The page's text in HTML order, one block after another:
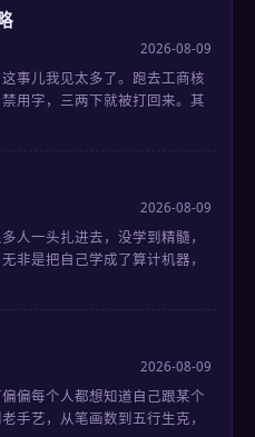
2026-08-09
事儿我见太多了。跑去工商核
用字，三两下就被打回来。其
2026-08-09
人一头扎进去，没学到精髓，
非是把自己学成了算计机器，
2026-08-09
偏每个人都想知道自己跟某个
手艺，从笔画数到五行生克，